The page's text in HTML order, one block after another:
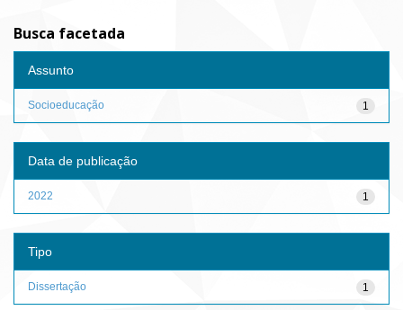
Busca facetada
Assunto
1
Socioeducação
Data de publicação
1
2022
Tipo
1
Dissertação